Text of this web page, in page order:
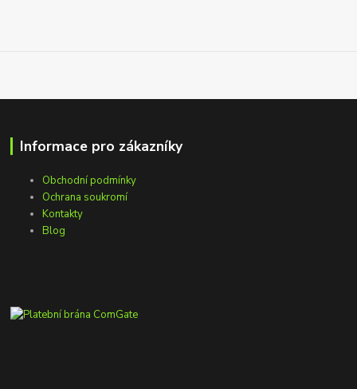
Informace pro zákazníky
Obchodní podmínky
Ochrana soukromí
Kontakty
Blog